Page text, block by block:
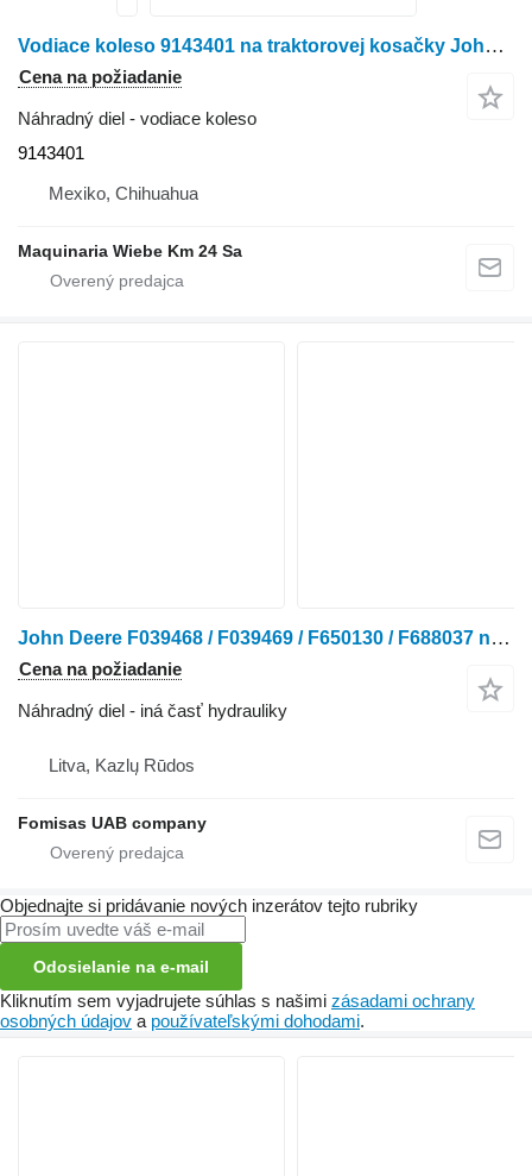
Vodiace koleso 9143401 na traktorovej kosačky John Deere 790
Cena na požiadanie
Náhradný diel - vodiace koleso
9143401
Mexiko, Chihuahua
Maquinaria Wiebe Km 24 Sa
John Deere F039468 / F039469 / F650130 / F688037 na traktorovej kosačky John Deere L111
Cena na požiadanie
Náhradný diel - iná časť hydrauliky
Litva, Kazlų Rūdos
Fomisas UAB company
Objednajte si pridávanie nových inzerátov tejto rubriky
Odosielanie na e-mail
Kliknutím sem vyjadrujete súhlas s našimi zásadami ochrany
osobných údajov a používateľskými dohodami.